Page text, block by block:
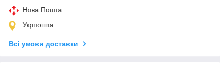
Нова Пошта
Укрпошта
Всі умови доставки